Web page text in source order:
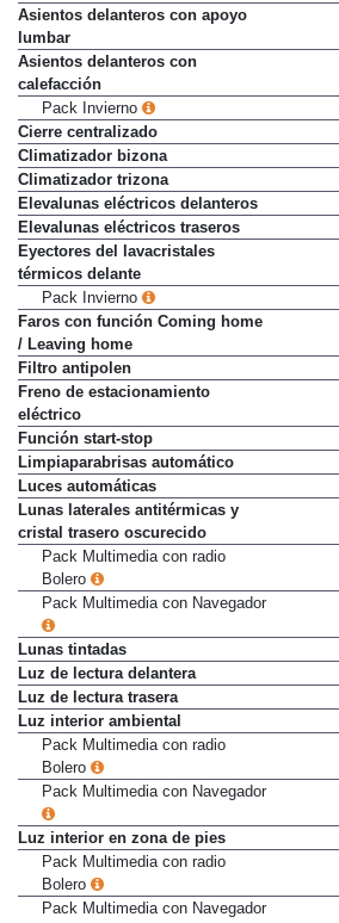
de altura
Asientos delanteros con apoyo
lumbar
Asientos delanteros con
calefacción
Pack Invierno
Cierre centralizado
Climatizador bizona
Climatizador trizona
Elevalunas eléctricos delanteros
Elevalunas eléctricos traseros
Eyectores del lavacristales
térmicos delante
Pack Invierno
Faros con función Coming home
/ Leaving home
Filtro antipolen
Freno de estacionamiento
eléctrico
Función start-stop
Limpiaparabrisas automático
Luces automáticas
Lunas laterales antitérmicas y
cristal trasero oscurecido
Pack Multimedia con radio
Bolero
Pack Multimedia con Navegador
Lunas tintadas
Luz de lectura delantera
Luz de lectura trasera
Luz interior ambiental
Pack Multimedia con radio
Bolero
Pack Multimedia con Navegador
Luz interior en zona de pies
Pack Multimedia con radio
Bolero